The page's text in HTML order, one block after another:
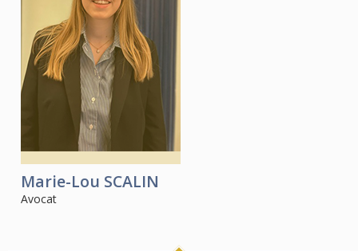
Marie-Lou SCALIN
Avocat